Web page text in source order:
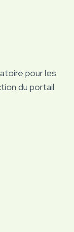
pour les
du portail